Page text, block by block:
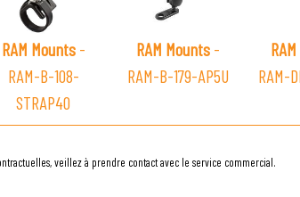
RAM Mounts-
RAM-B-108-
STRAP40
RAM Mounts-
RAM-B-179-AP5U
RAM-
veillez à prendre contact avec le service commercial.